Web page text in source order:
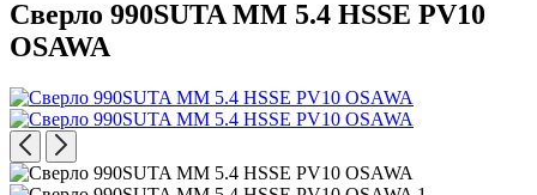
Сверло 990SUTA MM 5.4 HSSE PV10
OSAWA